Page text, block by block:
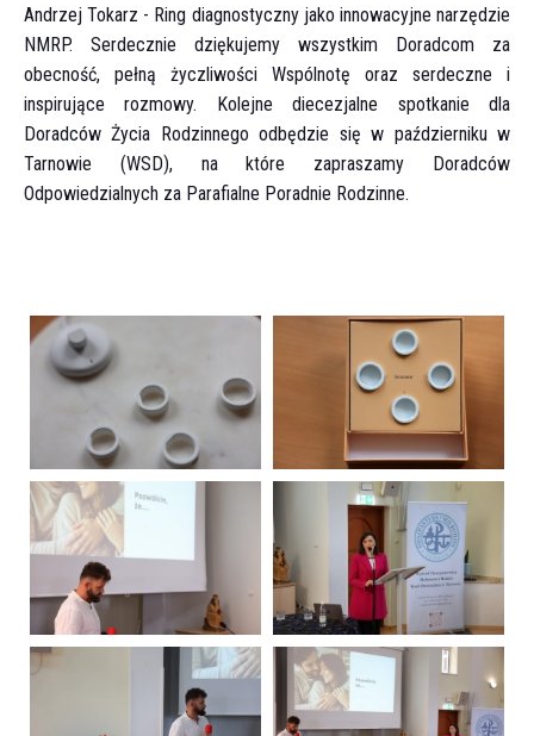
Andrzej Tokarz - Ring diagnostyczny jako innowacyjne narzędzie
NMRP. Serdecznie dziękujemy wszystkim Doradcom za
obecność, pełną życzliwości Wspólnotę oraz serdeczne i
inspirujące rozmowy. Kolejne diecezjalne spotkanie dla
Doradców Życia Rodzinnego odbędzie się w październiku w
Tarnowie (WSD), na które zapraszamy Doradców
Odpowiedzialnych za Parafialne Poradnie Rodzinne.